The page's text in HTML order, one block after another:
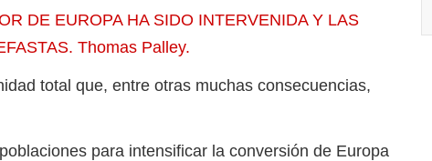
DE EUROPA HA SIDO INTERVENIDA Y LAS
Thomas Palley.
total que, entre otras muchas consecuencias,
para intensificar la conversión de Europa